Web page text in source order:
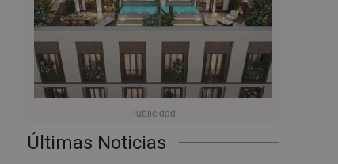
Últimas Noticias